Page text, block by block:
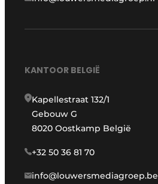
KANTOOR BELGIË
Kapellestraat 132/1
Gebouw G
8020 Oostkamp België
+32 50 36 81 70
info@louwersmediagroep.be